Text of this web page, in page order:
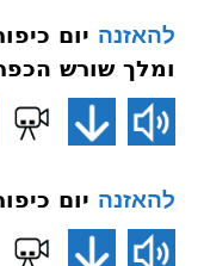
להאזנה
ומלך שורש
להאזנה יום כיפור 019 שופר של יובל